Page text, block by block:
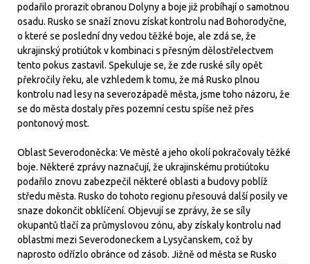
podařilo prorazit obranou Dolyny a boje již probíhají o samotnou
osadu. Rusko se snaží znovu získat kontrolu nad Bohorodyčne,
o které se poslední dny vedou těžké boje, ale zdá se, že
ukrajinský protiútok v kombinaci s přesným dělostřelectvem
tento pokus zastavil. Spekuluje se, že zde ruské síly opět
překročily řeku, ale vzhledem k tomu, že má Rusko plnou
kontrolu nad lesy na severozápadě města, jsme toho názoru, že
se do města dostaly přes pozemní cestu spíše než přes
pontonový most.
Oblast Severodoněcka: Ve městě a jeho okolí pokračovaly těžké
boje. Některé zprávy naznačují, že ukrajinskému protiútoku
podařilo znovu zabezpečil některé oblasti a budovy poblíž
středu města. Rusko do tohoto regionu přesouvá další posily ve
snaze dokončit obklíčení. Objevují se zprávy, že se síly
okupantů tlačí za průmyslovou zónu, aby získaly kontrolu nad
oblastmi mezi Severodoneckem a Lysyčanskem, což by
naprosto odřízlo obránce od zásob. Jižně od města se Rusko